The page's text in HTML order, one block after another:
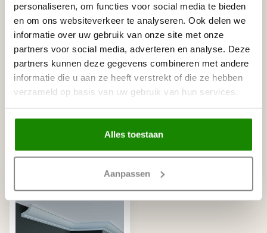
personaliseren, om functies voor social media te bieden
en om ons websiteverkeer te analyseren. Ook delen we
informatie over uw gebruik van onze site met onze
partners voor social media, adverteren en analyse. Deze
partners kunnen deze gegevens combineren met andere
informatie die u aan ze heeft verstrekt of die ze hebben
verzameld op basis van uw gebruik van hun services.
Alles toestaan
Aanpassen
NMC
NMC Adefix lijmkoker 310 ml
Op voorraad
€8,95
NMC
NMC Verstekbak MDF voor
sierlijsten t/m 8 cm, (Small)
Op voorraad
€19,95
Recent bekeken